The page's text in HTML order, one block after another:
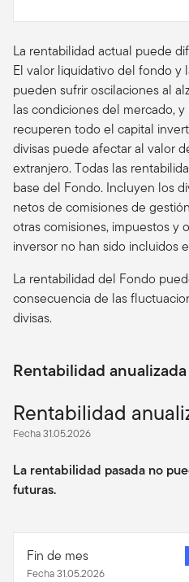
La rentabilidad actual puede
El valor liquidativo del fondo y
pueden sufrir oscilaciones al
las condiciones del mercado,
recuperen todo el capital
divisas puede afectar al valor
extranjero. Todas las
base del Fondo. Incluyen los
netos de comisiones de
otras comisiones, impuestos y
inversor no han sido incluidos
La rentabilidad del Fondo
consecuencia de las
divisas.
Rentabilidad anualizada
Rentabilidad
Fecha 31.05.2026
La rentabilidad pasada no
futuras.
Fin de mes
Fecha 31.05.2026